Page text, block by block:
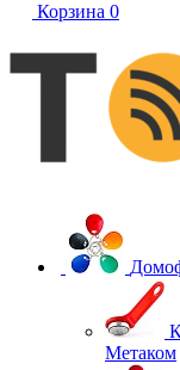
Корзина 0
Метаком